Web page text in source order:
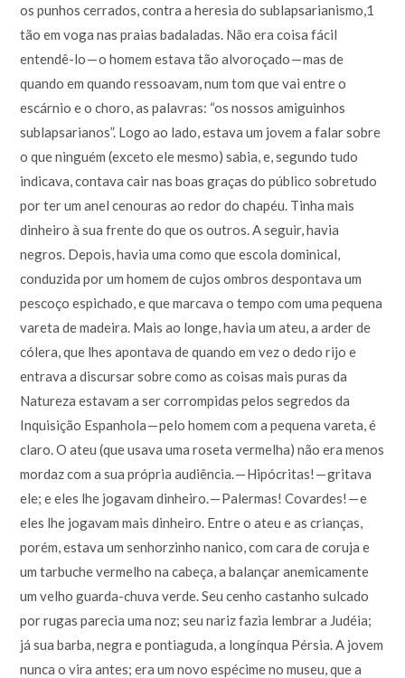
os punhos cerrados, contra a heresia do sublapsarianismo,1
tão em voga nas praias badaladas. Não era coisa fácil
entendê-lo — o homem estava tão alvoroçado — mas de
quando em quando ressoavam, num tom que vai entre o
escárnio e o choro, as palavras: “os nossos amiguinhos
sublapsarianos”. Logo ao lado, estava um jovem a falar sobre
o que ninguém (exceto ele mesmo) sabia, e, segundo tudo
indicava, contava cair nas boas graças do público sobretudo
por ter um anel cenouras ao redor do chapéu. Tinha mais
dinheiro à sua frente do que os outros. A seguir, havia
negros. Depois, havia uma como que escola dominical,
conduzida por um homem de cujos ombros despontava um
pescoço espichado, e que marcava o tempo com uma pequena
vareta de madeira. Mais ao longe, havia um ateu, a arder de
cólera, que lhes apontava de quando em vez o dedo rijo e
entrava a discursar sobre como as coisas mais puras da
Natureza estavam a ser corrompidas pelos segredos da
Inquisição Espanhola — pelo homem com a pequena vareta, é
claro. O ateu (que usava uma roseta vermelha) não era menos
mordaz com a sua própria audiência. — Hipócritas! — gritava
ele; e eles lhe jogavam dinheiro. — Palermas! Covardes! — e
eles lhe jogavam mais dinheiro. Entre o ateu e as crianças,
porém, estava um senhorzinho nanico, com cara de coruja e
um tarbuche vermelho na cabeça, a balançar anemicamente
um velho guarda-chuva verde. Seu cenho castanho sulcado
por rugas parecia uma noz; seu nariz fazia lembrar a Judéia;
já sua barba, negra e pontiaguda, a longínqua Pérsia. A jovem
nunca o vira antes; era um novo espécime no museu, que a